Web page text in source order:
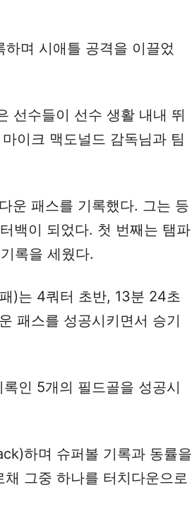
며 시애틀 공격을 이끌었
선수들이 선수 생활 내내 뛰
이크 맥도널드 감독님과 팀
운 패스를 기록했다. 그는 등
백이 되었다. 첫 번째는 탬파
록을 세웠다.
)는 4쿼터 초반, 13분 24초
패스를 성공시키면서 승기
인 5개의 필드골을 성공시
하며 슈퍼볼 기록과 동률을
그중 하나를 터치다운으로